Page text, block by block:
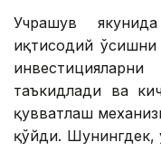
Учрашув
иқтисодий
таъкидлади ва
қувватлаш
қўйди.